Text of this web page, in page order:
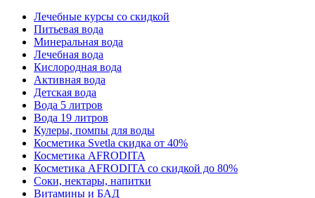
Лечебные курсы со скидкой
Питьевая вода
Минеральная вода
Лечебная вода
Кислородная вода
Активная вода
Детская вода
Вода 5 литров
Вода 19 литров
Кулеры, помпы для воды
Косметика Svetla скидка от 40%
Косметика AFRODITA
Косметика AFRODITA со скидкой до 80%
Соки, нектары, напитки
Витамины и БАД